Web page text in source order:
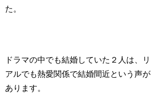
た。
ドラマの中でも結婚していた２人は、リ
アルでも熱愛関係で結婚間近という声が
あります。